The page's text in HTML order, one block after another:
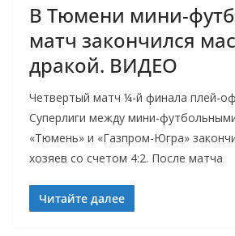
В Тюмени мини-
матч закончился
дракой. ВИДЕО
Четвертый матч ¼-й финала плей-
Суперлиги между мини-
«Тюмень» и «Газпром-Югра»
хозяев со счетом 4:2. После матча
Читайте далее